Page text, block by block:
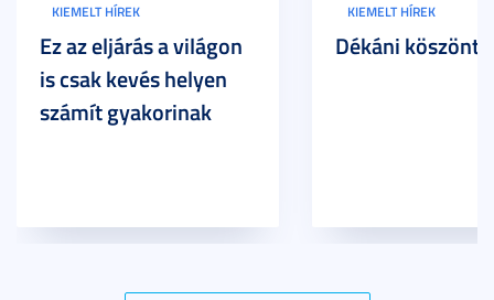
KIEMELT HÍREK
Ez az eljárás a világon
is csak kevés helyen
számít gyakorinak
KIEMELT HÍREK
Dékáni köszöntő